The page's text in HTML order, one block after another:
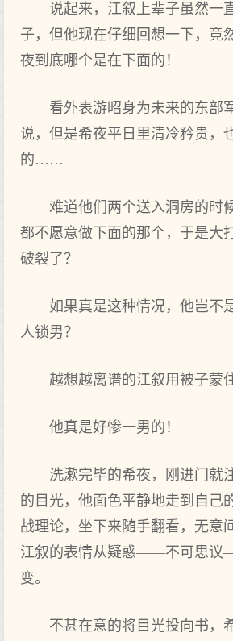
说起来，江叙上辈子虽然一
子，但他现在仔细回想一下，竟
夜到底哪个是在下面的！
看外表游昭身为未来的东部
说，但是希夜平日里清冷矜贵，
的……
难道他们两个送入洞房的时
都不愿意做下面的那个，于是大
破裂了？
如果真是这种情况，他岂不
人锁男？
越想越离谱的江叙用被子蒙
他真是好惨一男的！
洗漱完毕的希夜，刚进门就
的目光，他面色平静地走到自己
战理论，坐下来随手翻看，无意
江叙的表情从疑惑——不可思议
变。
不甚在意的将目光投向书，